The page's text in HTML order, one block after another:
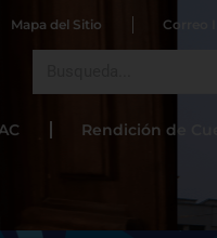
Mapa del Sitio Correo
Rendición de